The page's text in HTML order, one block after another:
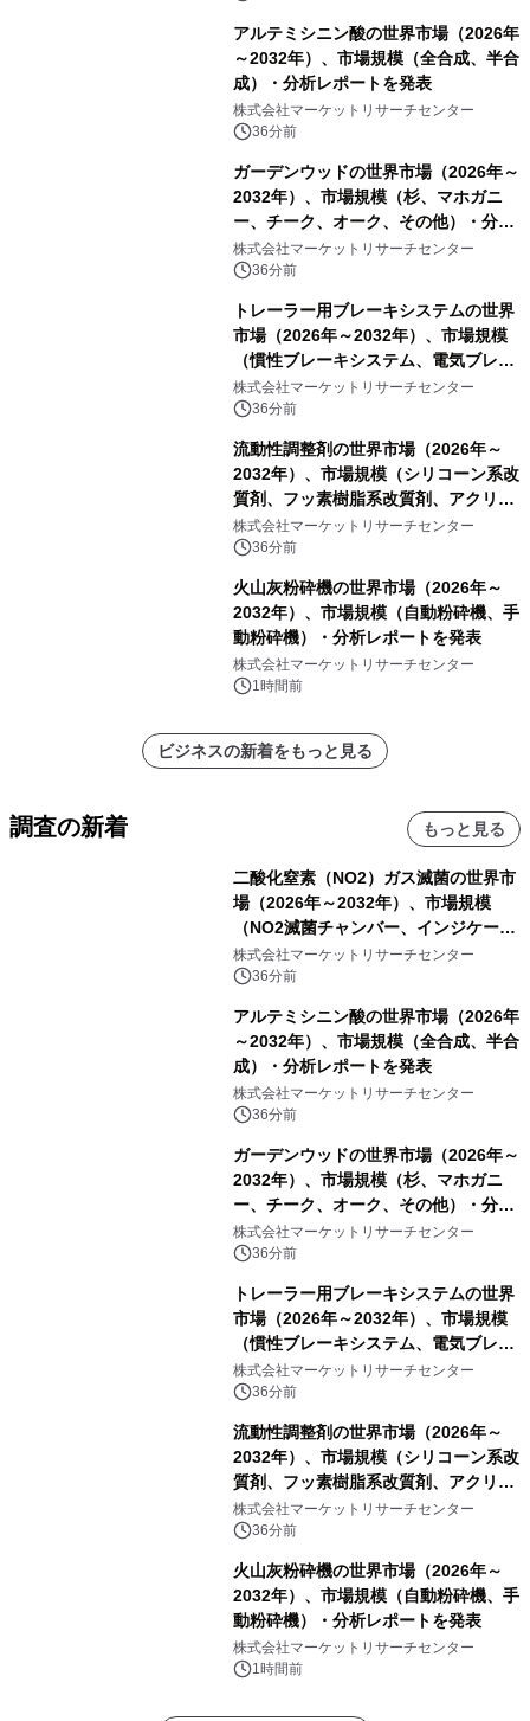
アルテミシニン酸の世界市場（2026年
～2032年）、市場規模（全合成、半合
成）・分析レポートを発表
株式会社マーケットリサーチセンター
36分前
ガーデンウッドの世界市場（2026年～
2032年）、市場規模（杉、マホガニ
ー、チーク、オーク、その他）・分析
レポートを発表
株式会社マーケットリサーチセンター
36分前
トレーラー用ブレーキシステムの世界
市場（2026年～2032年）、市場規模
（慣性ブレーキシステム、電気ブレー
キシステム、その他）・分析レポート
を発表
株式会社マーケットリサーチセンター
36分前
流動性調整剤の世界市場（2026年～
2032年）、市場規模（シリコーン系改
質剤、フッ素樹脂系改質剤、アクリル
系改質剤、ポリウレタン系改質剤、ワ
ックス系改質剤）・分析レポートを発
株式会社マーケットリサーチセンター
36分前
火山灰粉砕機の世界市場（2026年～
2032年）、市場規模（自動粉砕機、手
動粉砕機）・分析レポートを発表
株式会社マーケットリサーチセンター
1時間前
ビジネスの新着をもっと見る
調査の新着 もっと見る
二酸化窒素（NO2）ガス滅菌の世界市
場（2026年～2032年）、市場規模
（NO2滅菌チャンバー、インジケータ
ーおよびモニタリングシステム、その
他）・分析レポートを発表
株式会社マーケットリサーチセンター
36分前
アルテミシニン酸の世界市場（2026年
～2032年）、市場規模（全合成、半合
成）・分析レポートを発表
株式会社マーケットリサーチセンター
36分前
ガーデンウッドの世界市場（2026年～
2032年）、市場規模（杉、マホガニ
ー、チーク、オーク、その他）・分析
レポートを発表
株式会社マーケットリサーチセンター
36分前
トレーラー用ブレーキシステムの世界
市場（2026年～2032年）、市場規模
（慣性ブレーキシステム、電気ブレー
キシステム、その他）・分析レポート
を発表
株式会社マーケットリサーチセンター
36分前
流動性調整剤の世界市場（2026年～
2032年）、市場規模（シリコーン系改
質剤、フッ素樹脂系改質剤、アクリル
系改質剤、ポリウレタン系改質剤、ワ
ックス系改質剤）・分析レポートを発
株式会社マーケットリサーチセンター
36分前
火山灰粉砕機の世界市場（2026年～
2032年）、市場規模（自動粉砕機、手
動粉砕機）・分析レポートを発表
株式会社マーケットリサーチセンター
1時間前